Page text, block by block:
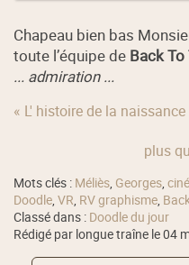
Chapeau bien bas
toute l’équipe de Back
... admiration ...
« L' histoire de la
plus
Mots clés : Méliès, Georges,
Doodle,VR, RV graphisme,
Classé dans : Doodle du jour
Rédigé par longue traîne le 04